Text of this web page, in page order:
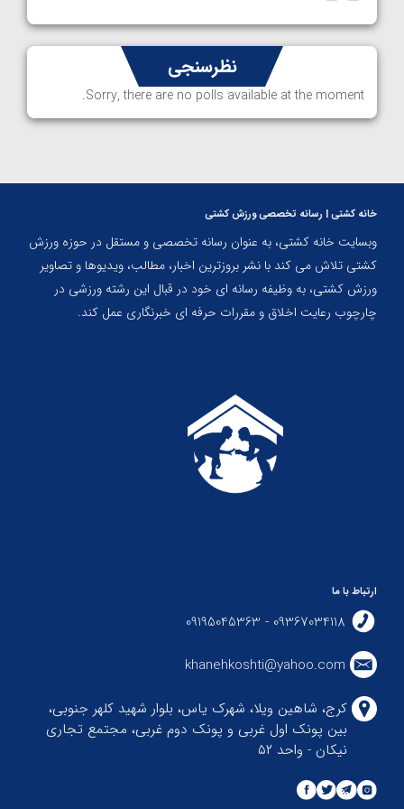
نظرسنجی
Sorry, there are no polls available at the moment.
خانه کشتی | رسانه تخصصی ورزش کشتی
وبسایت خانه کشتی، به عنوان رسانه تخصصی و مستقل در حوزه ورزش
کشتی تلاش می کند با نشر بروزترین اخبار، مطالب، ویدیوها و تصاویر
ورزش کشتی، به وظیفه رسانه ای خود در قبال این رشته ورزشی در
چارچوب رعایت اخلاق و مقررات حرفه ای خبرنگاری عمل کند.
ارتباط با ما
09367034118 - 09195045363
khanehkoshti@yahoo.com
کرج، شاهین ویلا، شهرک یاس، بلوار شهید کلهر جنوبی،
بین پونک اول غربی و پونک دوم غربی، مجتمع تجاری
نیکان - واحد ۵۲